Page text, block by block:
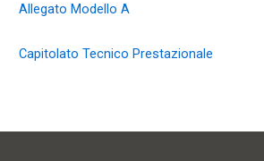
Allegato Modello A
Capitolato Tecnico Prestazionale